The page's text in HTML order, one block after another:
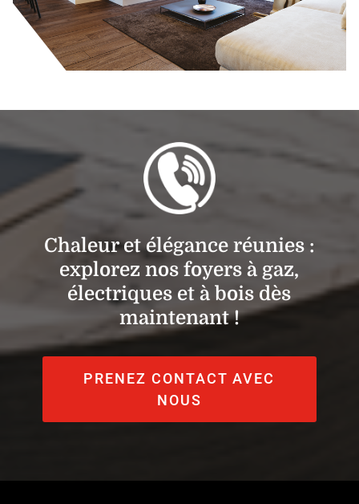
Chaleur et élégance réunies :
explorez nos foyers à gaz,
électriques et à bois dès
maintenant !
PRENEZ CONTACT AVEC
NOUS